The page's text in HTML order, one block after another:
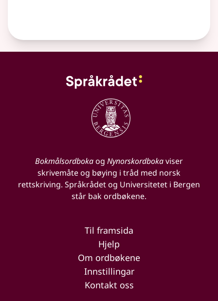
Bokmålsordbokaog Nynorskordbokaviser
skrivemåte og bøying i tråd med norsk
rettskriving. Språkrådet og Universitetet i Bergen
står bak ordbøkene.
Til framsida
Hjelp
Om ordbøkene
Innstillingar
Kontakt oss